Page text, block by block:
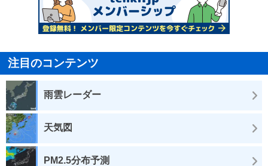
注目のコンテンツ
雨雲レーダー
天気図
PM2.5分布予測